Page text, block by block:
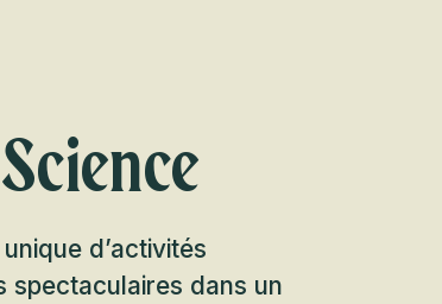
d’activités
spectaculaires dans un